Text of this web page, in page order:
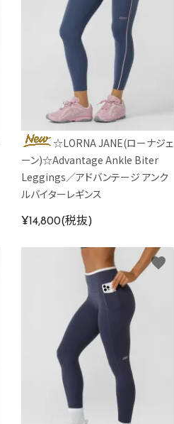
☆LORNA JANE(ローナジェ
ーン)☆Advantage Ankle Biter
Leggings／アドバンテージ アンク
ルバイターレギンス
¥14,800(税抜)
favorite